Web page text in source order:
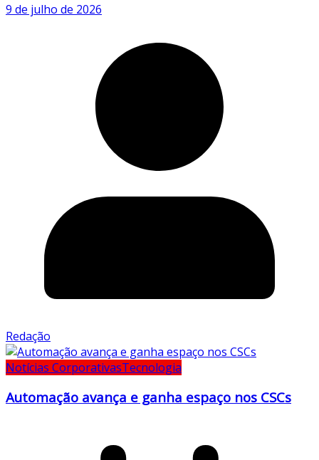
9 de julho de 2026
Redação
Notícias CorporativasTecnologia
Automação avança e ganha espaço nos CSCs